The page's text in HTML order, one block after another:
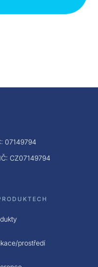
07149794
CZ07149794
prostředí